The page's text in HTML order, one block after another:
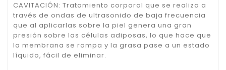
CAVITACIÓN: Tratamiento corporal que se realiza a
través de ondas de ultrasonido de baja frecuencia
que al aplicarlas sobre la piel genera una gran
presión sobre las células adiposas, lo que hace que
la membrana se rompa y la grasa pase a un estado
líquido, fácil de eliminar.